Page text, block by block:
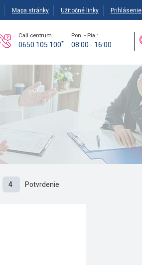
Mapa stránky Užitočné linky Prihlásenie
Call centrum
0650 105 100*
Pon. - Pia.:
08:00 - 16:00
4 Potvrdenie